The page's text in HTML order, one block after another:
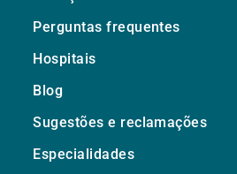
Perguntas frequentes
Hospitais
Blog
Sugestões e reclamações
Especialidades